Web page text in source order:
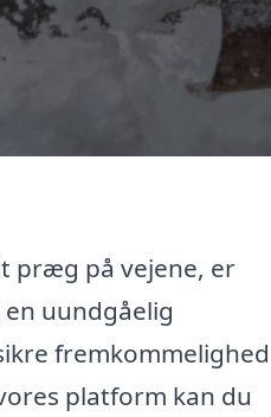
præg på vejene, er
uundgåelig
fremkommelighed
platform kan du